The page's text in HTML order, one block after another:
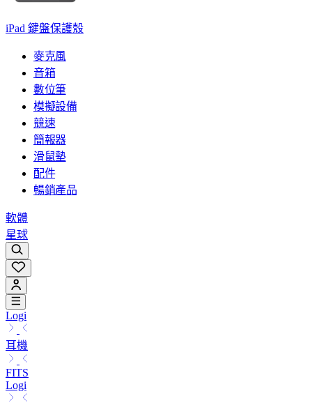
iPad 鍵盤保護殼
麥克風
音箱
數位筆
模擬設備
競速
簡報器
滑鼠墊
配件
暢銷產品
軟體
星球
Logi
耳機
FITS
Logi